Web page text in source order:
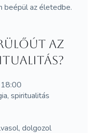
beépül az életedbe.
az
spiritualitás
dolgozol